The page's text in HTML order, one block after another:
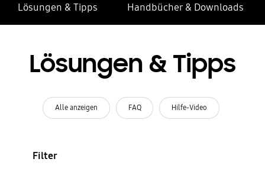
Lösungen & Tipps Handbücher & Downloads
Lösungen & Tipps
Alle anzeigen FAQ Hilfe-Video
Filter